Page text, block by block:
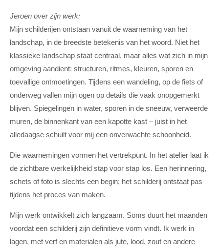
Jeroen over zijn werk:
Mijn schilderijen ontstaan vanuit de waarneming van het
landschap, in de breedste betekenis van het woord. Niet het
klassieke landschap staat centraal, maar alles wat zich in mijn
omgeving aandient: structuren, ritmes, kleuren, sporen en
toevallige ontmoetingen. Tijdens een wandeling, op de fiets of
onderweg vallen mijn ogen op details die vaak onopgemerkt
blijven. Spiegelingen in water, sporen in de sneeuw, verweerde
muren, de binnenkant van een kapotte kast – juist in het
alledaagse schuilt voor mij een onverwachte schoonheid.
Die waarnemingen vormen het vertrekpunt. In het atelier laat ik
de zichtbare werkelijkheid stap voor stap los. Een herinnering,
schets of foto is slechts een begin; het schilderij ontstaat pas
tijdens het proces van maken.
Mijn werk ontwikkelt zich langzaam. Soms duurt het maanden
voordat een schilderij zijn definitieve vorm vindt. Ik werk in
lagen, met verf en materialen als jute, lood, zout en andere